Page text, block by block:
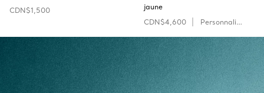
CDN$1,500
jaune
CDN$4,600
Personnaliser